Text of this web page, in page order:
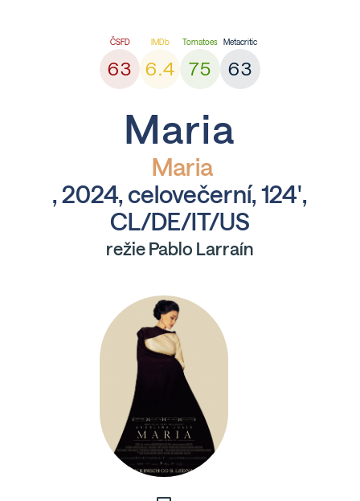
63 6.4 75 63
Maria
Maria
, 2024, celovečerní, 124',
CL/DE/IT/US
režie Pablo Larraín